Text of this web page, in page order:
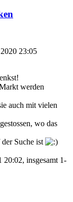
23:05
werden
auch mit vielen
wo das
Suche ist
20:02, insgesamt 1-